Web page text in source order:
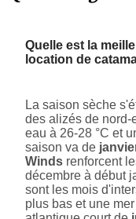
Quelle est la
location de
La saison sèche
des alizés de
eau à 26-28 °C et
saison va de
Winds renforcent
décembre à début
sont les mois
plus bas et une